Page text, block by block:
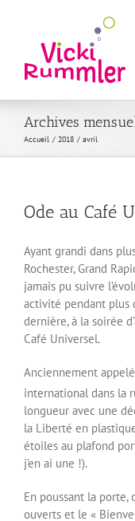
Archives
Accueil 2018 avril
Ode au Café
Ayant grandi dans
Rochester, Grand
jamais pu suivre
activité pendant plus
dernière, à la soirée
Café Universel.
Anciennement
international dans la
longueur avec une
la Liberté en
étoiles au plafond
j’en ai une !).
En poussant la porte,
ouverts et le «